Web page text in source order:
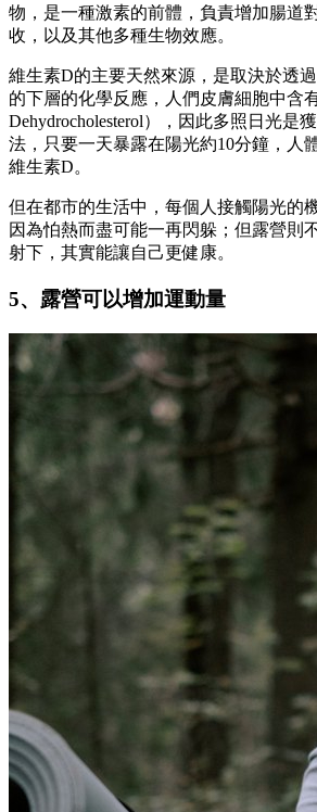
物，是一種激素的前體，負責增加腸道
收，以及其他多種生物效應。
維生素D的主要天然來源，是取決於透
的下層的化學反應，人們皮膚細胞中含
Dehydrocholesterol），因此多照日光是
法，只要一天暴露在陽光約10分鐘，人
維生素D。
但在都市的生活中，每個人接觸陽光的
因為怕熱而盡可能一再閃躲；但露營則
射下，其實能讓自己更健康。
5、露營可以增加運動量